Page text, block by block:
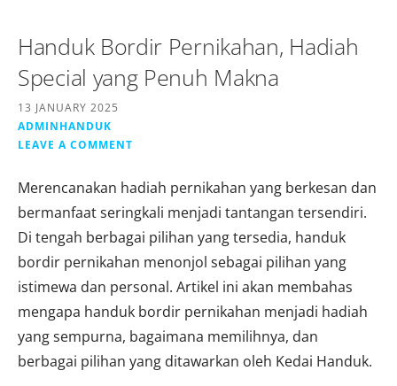
Handuk Bordir Pernikahan, Hadiah
Special yang Penuh Makna
13 JANUARY 2025
ADMINHANDUK
LEAVE A COMMENT
Merencanakan hadiah pernikahan yang berkesan dan
bermanfaat seringkali menjadi tantangan tersendiri.
Di tengah berbagai pilihan yang tersedia, handuk
bordir pernikahan menonjol sebagai pilihan yang
istimewa dan personal. Artikel ini akan membahas
mengapa handuk bordir pernikahan menjadi hadiah
yang sempurna, bagaimana memilihnya, dan
berbagai pilihan yang ditawarkan oleh Kedai Handuk.